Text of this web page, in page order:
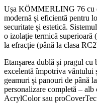
Ușa KÖMMERLING 76 cu
modernă și eficientă pentru
securitate și estetică.
o izolație termică superioară
la efracție (până la clasa
Etanșarea dublă și pragul cu
excelentă împotriva vântului
geamuri și panouri de până
personalizare completă –
AcrylColor sau